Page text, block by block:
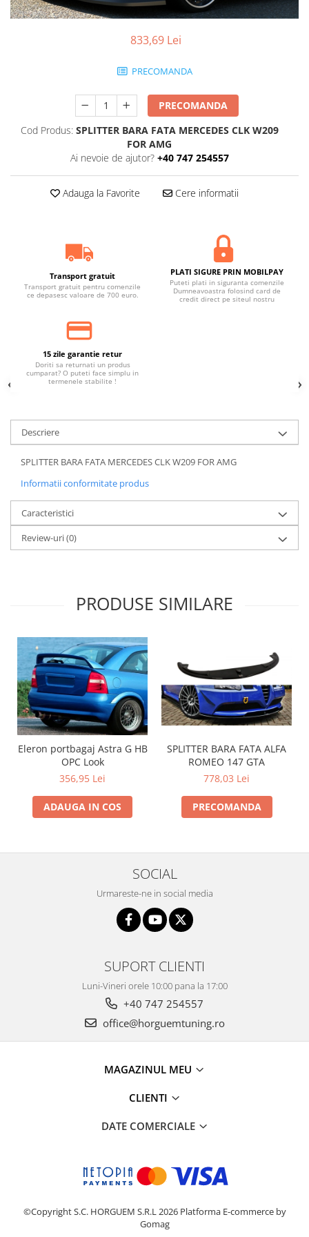
833,69 Lei
PRECOMANDA
PRECOMANDA
Cod Produs: SPLITTER BARA FATA MERCEDES CLK W209
FOR AMG
Ai nevoie de ajutor? +40 747 254557
Adauga la Favorite Cere informatii
Transport gratuit
Transport gratuit pentru comenzile
ce depasesc valoare de 700 euro.
PLATI SIGURE PRIN MOBILPAY
Puteti plati in siguranta comenzile
Dumneavoastra folosind card de
credit direct pe siteul nostru
15 zile garantie retur
Doriti sa returnati un produs
cumparat? O puteti face simplu in
termenele stabilite !
Descriere
SPLITTER BARA FATA MERCEDES CLK W209 FOR AMG
Informatii conformitate produs
Caracteristici
Review-uri(0)
PRODUSE SIMILARE
Eleron portbagaj Astra G HB
OPC Look
356,95 Lei
ADAUGA IN COS
SPLITTER BARA FATA ALFA
ROMEO 147 GTA
778,03 Lei
PRECOMANDA
SOCIAL
Urmareste-ne in social media
SUPORT CLIENTI
Luni-Vineri orele 10:00 pana la 17:00
+40 747 254557
office@horguemtuning.ro
MAGAZINUL MEU
CLIENTI
DATE COMERCIALE
©Copyright S.C. HORGUEM S.R.L 2026 Platforma E-commerce by
Gomag